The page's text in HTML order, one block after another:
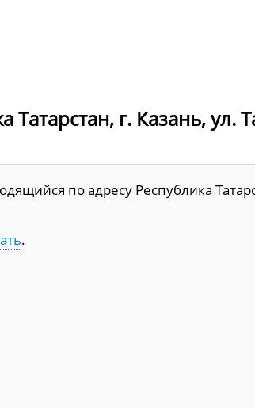
г. Казань, ул.
по адресу Республика
.